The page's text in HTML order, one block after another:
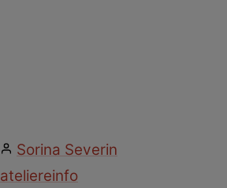
Sorina Severin
ateliereinfo